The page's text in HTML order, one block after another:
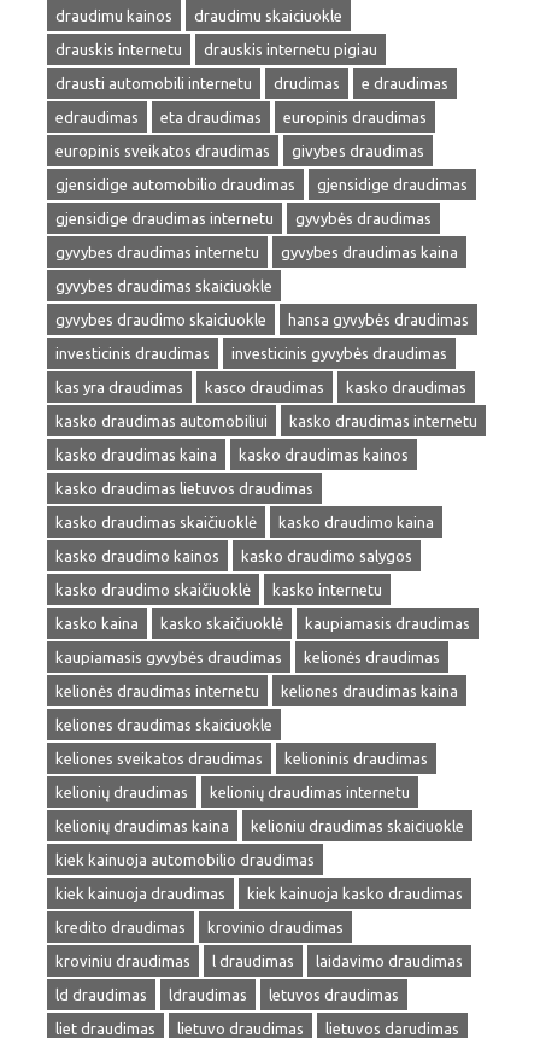
draudimu kainos
draudimu skaiciuokle
drauskis internetu
drauskis internetu pigiau
drausti automobili internetu
drudimas
e draudimas
edraudimas
eta draudimas
europinis draudimas
europinis sveikatos draudimas
givybes draudimas
gjensidige automobilio draudimas
gjensidige draudimas
gjensidige draudimas internetu
gyvybės draudimas
gyvybes draudimas internetu
gyvybes draudimas kaina
gyvybes draudimas skaiciuokle
gyvybes draudimo skaiciuokle
hansa gyvybės draudimas
investicinis draudimas
investicinis gyvybės draudimas
kas yra draudimas
kasco draudimas
kasko draudimas
kasko draudimas automobiliui
kasko draudimas internetu
kasko draudimas kaina
kasko draudimas kainos
kasko draudimas lietuvos draudimas
kasko draudimas skaičiuoklė
kasko draudimo kaina
kasko draudimo kainos
kasko draudimo salygos
kasko draudimo skaičiuoklė
kasko internetu
kasko kaina
kasko skaičiuoklė
kaupiamasis draudimas
kaupiamasis gyvybės draudimas
kelionės draudimas
kelionės draudimas internetu
keliones draudimas kaina
keliones draudimas skaiciuokle
keliones sveikatos draudimas
kelioninis draudimas
kelionių draudimas
kelionių draudimas internetu
kelionių draudimas kaina
kelioniu draudimas skaiciuokle
kiek kainuoja automobilio draudimas
kiek kainuoja draudimas
kiek kainuoja kasko draudimas
kredito draudimas
krovinio draudimas
kroviniu draudimas
l draudimas
laidavimo draudimas
ld draudimas
ldraudimas
letuvos draudimas
liet draudimas
lietuvo draudimas
lietuvos darudimas